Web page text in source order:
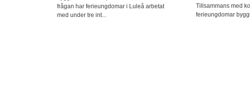
frågan har ferieungdomar i Luleå arbetat
med under tre int...
Tillsammans med
ferieungdomar